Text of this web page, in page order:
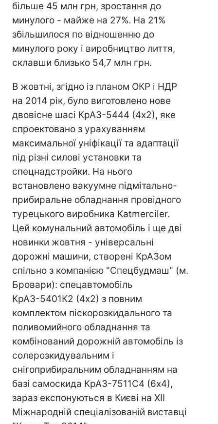
більше 45 млн грн, зростання до
минулого - майже на 27%. На 21%
збільшилося по відношенню до
минулого року і виробництво лиття,
склавши близько 54,7 млн ​​грн.
В жовтні, згідно із планом ОКР і НДР
на 2014 рік, було виготовлено нове
двовісне шасі КрАЗ-5444 (4х2), яке
спроектовано з урахуванням
максимальної уніфікації та адаптації
під різні силові установки та
спецнадстройки. На нього
встановлено вакуумне підмітально-
прибиральне обладнання провідного
турецького виробника Katmerciler.
Цей комунальний автомобіль і ще дві
новинки жовтня - універсальні
дорожні машини, створені КрАЗом
спільно з компанією "Спецбудмаш" (м.
Бровари): спецавтомобіль
КрАЗ-5401К2 (4х2) з повним
комплектом піскорозкидального та
поливомийного обладнання та
комбінований дорожній автомобіль із
солерозкидувальним і
снігоприбиральним обладнанням на
базі самоскида КрАЗ-7511С4 (6х4),
зараз експонуються в Києві на XII
Міжнародній спеціалізованій виставці